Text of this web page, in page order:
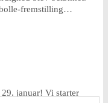
fremstilling…
januar! Vi starter